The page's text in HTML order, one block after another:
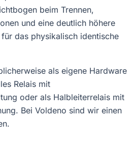
beim Trennen,
und eine deutlich höhere
das physikalisch identische
als eigene Hardware
Relais mit
oder als Halbleiterrelais mit
Bei Voldeno sind wir einen